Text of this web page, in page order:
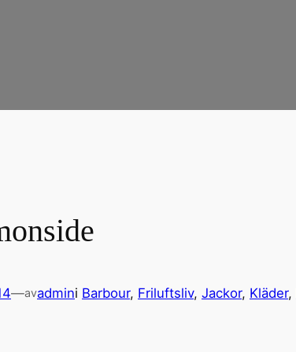
—avadmini Barbour, Friluftsliv, Jackor, Kläder,